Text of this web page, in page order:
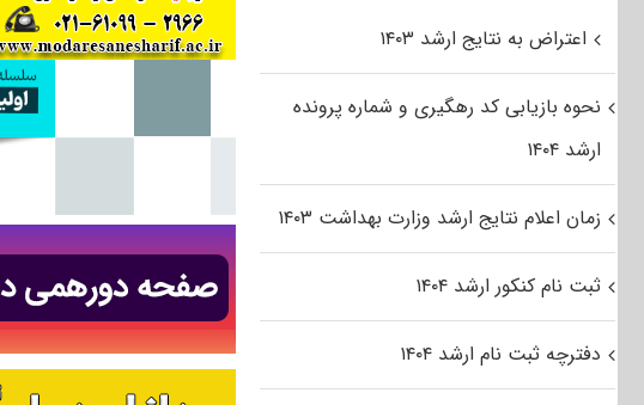
اعتراض به نتایج ارشد ۱۴۰۳
نحوه بازیابی کد رهگیری و شماره پرونده
ارشد ۱۴۰۴
زمان اعلام نتایج ارشد وزارت بهداشت ۱۴۰۳
ثبت نام کنکور ارشد ۱۴۰۴
دفترچه ثبت نام ارشد ۱۴۰۴